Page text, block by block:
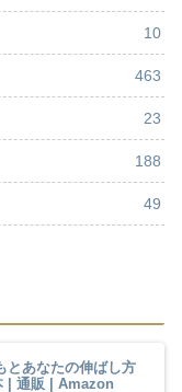
10
463
23
188
49
とあなたの伸ばし方
| 通販 | Amazon